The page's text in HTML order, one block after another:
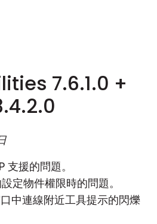
7.6.1.0 +
援的問題。
定物件權限時的問題。
中連線附近工具提示的閃爍